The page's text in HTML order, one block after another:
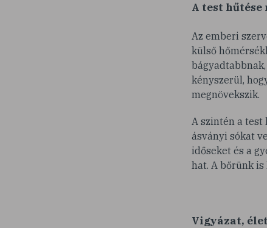
A test
Az emberi
külső
kényszerül,
megnövekszik.
A szintén a test
ásványi sókat
időseket és a
hat. A bőrünk
Vigyázat,